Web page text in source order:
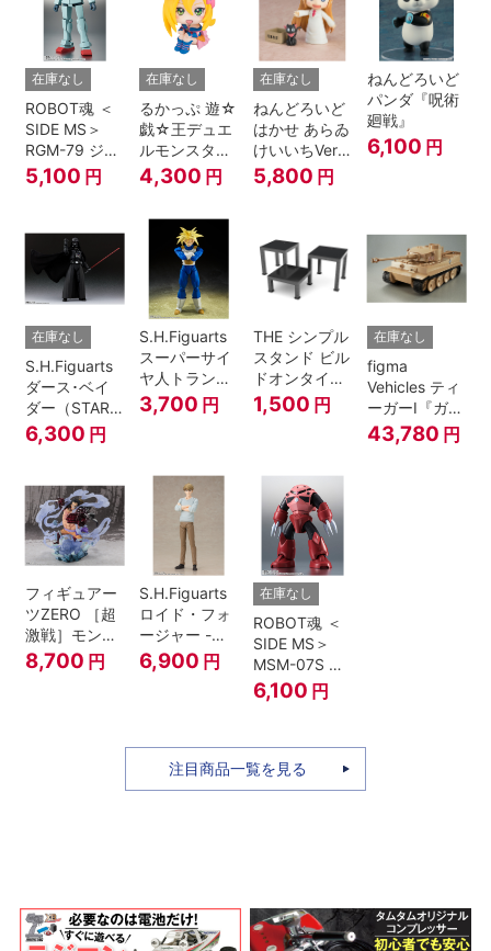
士＆連邦兵専
用バイク
在庫なし
ROBOT魂 ＜
SIDE MS＞
RGM-79 ジム
ver.
A.N.I.M.E.
5,100 円
在庫なし
るかっぷ 遊☆
戯☆王デュエ
ルモンスター
ズ ブラック・
マジシャン・
4,300 円
在庫なし
ねんどろいど
はかせ あらゐ
けいいちVer.
『日常』
5,800 円
ねんどろいど
パンダ『呪術
廻戦』
6,100 円
在庫なし
S.H.Figuarts
ダース･ベイ
ダー（STAR
WARS: Return
of the Jedi）
6,300 円
S.H.Figuarts
スーパーサイ
ヤ人トランク
ス-その身に秘
めしスーパー
Z』
3,700 円
THE シンプル
スタンド ビル
ドオンタイプ
(ブラック)
1,500 円
在庫なし
figma
Vehicles ティ
ーガーI『ガー
ルズ&パンツ
ァー』
43,780 円
フィギュアー
ツZERO ［超
激戦］モンキ
ー・D・ルフ
ィ -ギア4 三
8,700 円
S.H.Figuarts
ロイド・フォ
ージャー -フ
ォージャー家
のちち-
『SPY×FAMILY』
6,900 円
在庫なし
ROBOT魂 ＜
SIDE MS＞
MSM-07S シ
ャア専用ズゴ
ック ver.
6,100 円
注目商品一覧を見る